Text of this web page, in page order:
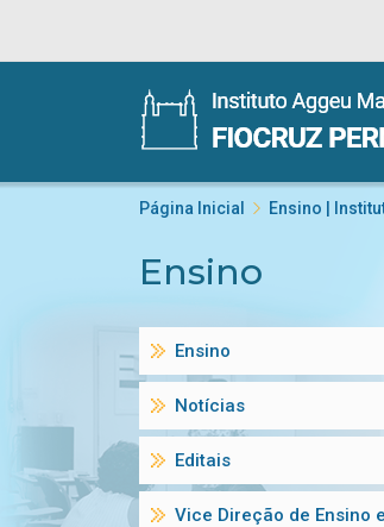
Página Inicial Ensino |
Ensino
Ensino
Notícias
Editais
Vice Direção de Ensino e